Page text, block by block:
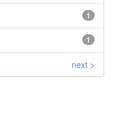
1
1
next >